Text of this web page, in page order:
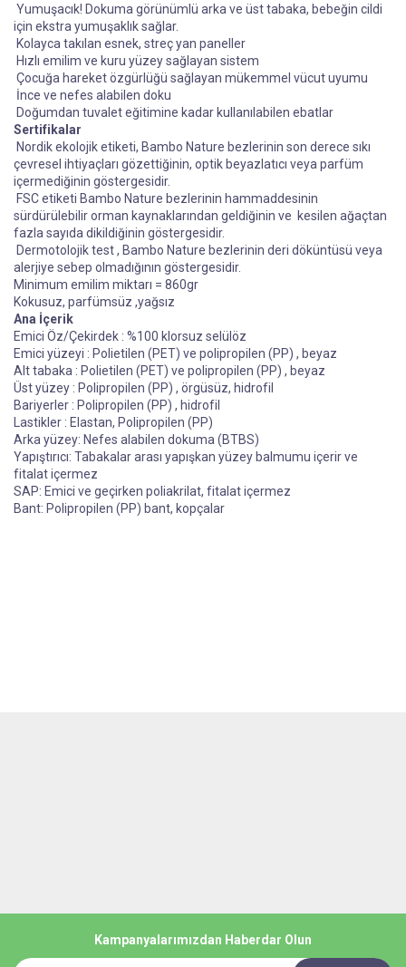
Yumuşacık! Dokuma görünümlü arka ve üst tabaka, bebeğin cildi
için ekstra yumuşaklık sağlar.
Kolayca takılan esnek, streç yan paneller
Hızlı emilim ve kuru yüzey sağlayan sistem
Çocuğa hareket özgürlüğü sağlayan mükemmel vücut uyumu
İnce ve nefes alabilen doku
Doğumdan tuvalet eğitimine kadar kullanılabilen ebatlar
Sertifikalar
Nordik ekolojik etiketi, Bambo Nature bezlerinin son derece sıkı
çevresel ihtiyaçları gözettiğinin, optik beyazlatıcı veya parfüm
içermediğinin göstergesidir.
FSC etiketi Bambo Nature bezlerinin hammaddesinin
sürdürülebilir orman kaynaklarından geldiğinin ve kesilen ağaçtan
fazla sayıda dikildiğinin göstergesidir.
Dermotolojik test , Bambo Nature bezlerinin deri döküntüsü veya
alerjiye sebep olmadığının göstergesidir.
Minimum emilim miktarı = 860gr
Kokusuz, parfümsüz ,yağsız
Ana İçerik
Emici Öz/Çekirdek : %100 klorsuz selülöz
Emici yüzeyi : Polietilen (PET) ve polipropilen (PP) , beyaz
Alt tabaka : Polietilen (PET) ve polipropilen (PP) , beyaz
Üst yüzey : Polipropilen (PP) , örgüsüz, hidrofil
Bariyerler : Polipropilen (PP) , hidrofil
Lastikler : Elastan, Polipropilen (PP)
Arka yüzey: Nefes alabilen dokuma (BTBS)
Yapıştırıcı: Tabakalar arası yapışkan yüzey balmumu içerir ve
fitalat içermez
SAP: Emici ve geçirken poliakrilat, fitalat içermez
Bant: Polipropilen (PP) bant, kopçalar
Kampanyalarımızdan Haberdar Olun